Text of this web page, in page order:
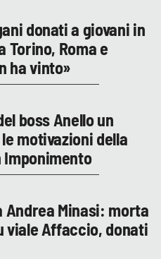
donati a giovani in
Roma e
ha vinto»
boss Anello un
motivazioni della
Imponimento
Andrea Minasi: morta
viale Affaccio, donati